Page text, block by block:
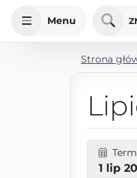
Menu
Strona
1 lip